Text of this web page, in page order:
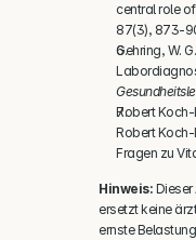
central role
87(3), 873-
Gehring, W.
Robert
Robert
Fragen zu
Hinweis:
ersetzt keine
ernste